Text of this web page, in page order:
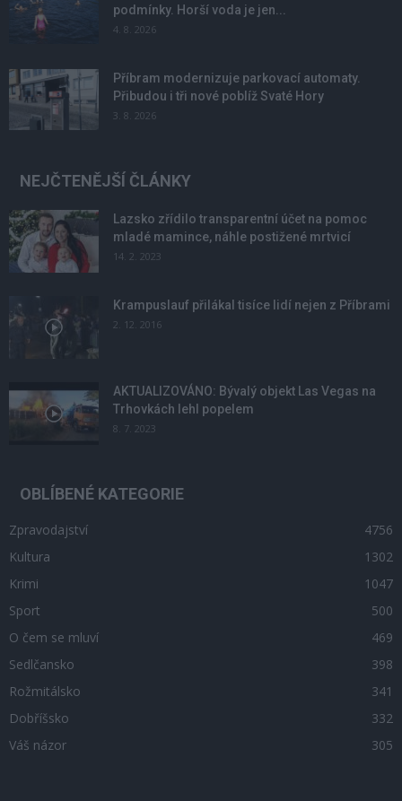
podmínky. Horší voda je jen...
4. 8. 2026
Příbram modernizuje parkovací automaty.
Přibudou i tři nové poblíž Svaté Hory
3. 8. 2026
NEJČTENĚJŠÍ ČLÁNKY
Lazsko zřídilo transparentní účet na pomoc
mladé mamince, náhle postižené mrtvicí
14. 2. 2023
Krampuslauf přilákal tisíce lidí nejen z Příbrami
2. 12. 2016
AKTUALIZOVÁNO: Bývalý objekt Las Vegas na
Trhovkách lehl popelem
8. 7. 2023
OBLÍBENÉ KATEGORIE
Zpravodajství
4756
Kultura
1302
Krimi
1047
Sport
500
O čem se mluví
469
Sedlčansko
398
Rožmitálsko
341
Dobříšsko
332
Váš názor
305